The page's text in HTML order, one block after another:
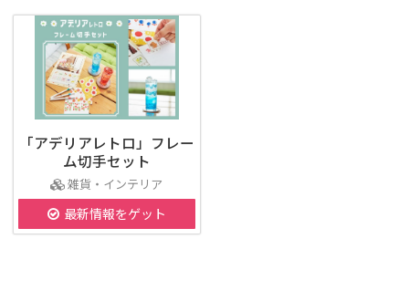
「アデリアレトロ」フレー
ム切手セット
雑貨・インテリア
最新情報をゲット